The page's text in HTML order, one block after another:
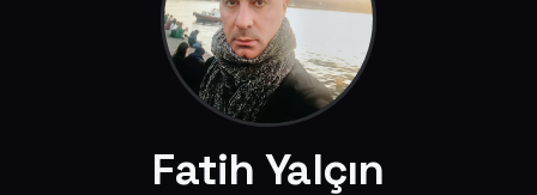
Fatih Yalçın